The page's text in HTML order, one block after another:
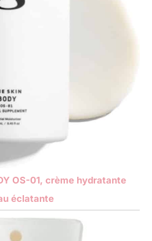
OS-01, crème hydratante
éclatante